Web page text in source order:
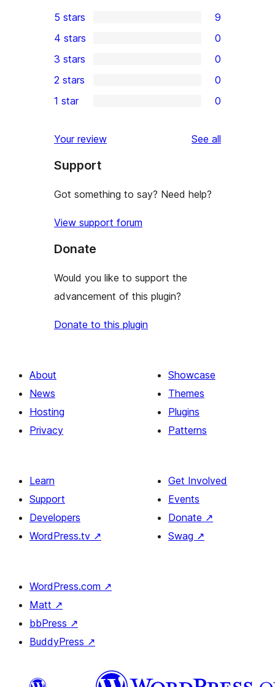
5-
star
reviews
5 stars 9
4-
star
reviews
4 stars 0
3-
star
3 stars 0
2-
reviews
2 stars 0
star
reviews
1 star 0
Your review See all
Support
Got something to say? Need help?
View support forum
Donate
Would you like to support the
advancement of this plugin?
Donate to this plugin
About
News
Hosting
Privacy
Showcase
Themes
Plugins
Patterns
Learn
Support
Developers
WordPress.tv ↗
Get Involved
Events
Donate ↗
Swag ↗
WordPress.com ↗
Matt ↗
bbPress ↗
BuddyPress ↗